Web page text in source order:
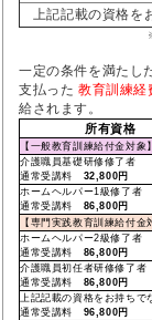
上記記載の資格を
一定の条件を満たし
支払った 教育訓練経
給されます。
所有資格
【一般教育訓練給付金対象】
介護職員基礎研修修了者
通常受講料 32,800円
ホームヘルパー1級修了者
通常受講料 86,800円
【専門実践教育訓練給付金
ホームヘルパー2級修了者
通常受講料 86,800円
介護職員初任者研修修了者
通常受講料 86,800円
上記記載の資格をお持ちで
通常受講料 96,800円